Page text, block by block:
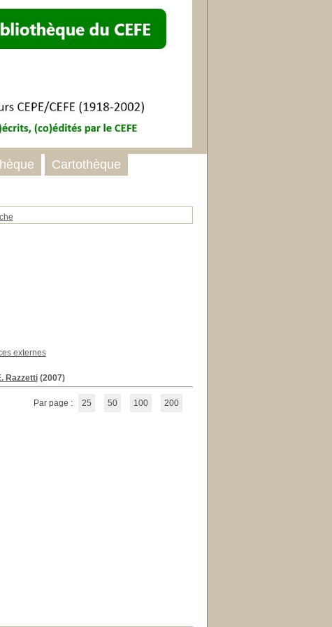
externes
Razzetti(2007)
Par page : 25 50 100 200
Cartothèque